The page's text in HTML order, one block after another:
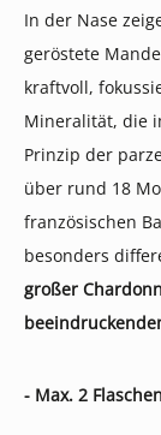
In der Nase
geröstete
kraftvoll,
Mineralität, die
Prinzip der
über rund 18
französischen
besonders
großer
- Max. 2